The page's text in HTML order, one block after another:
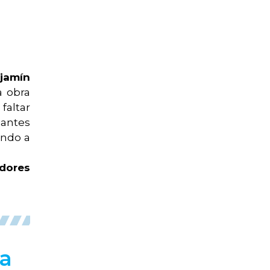
obra
faltar
a